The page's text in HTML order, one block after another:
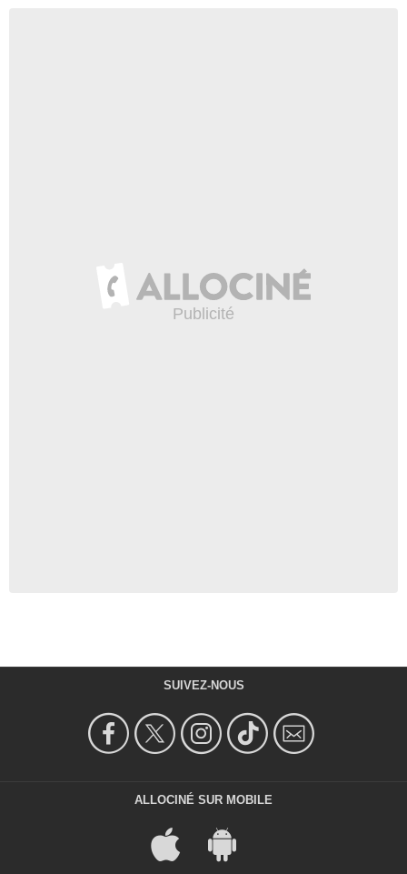
SUIVEZ-NOUS
ALLOCINÉ SUR MOBILE